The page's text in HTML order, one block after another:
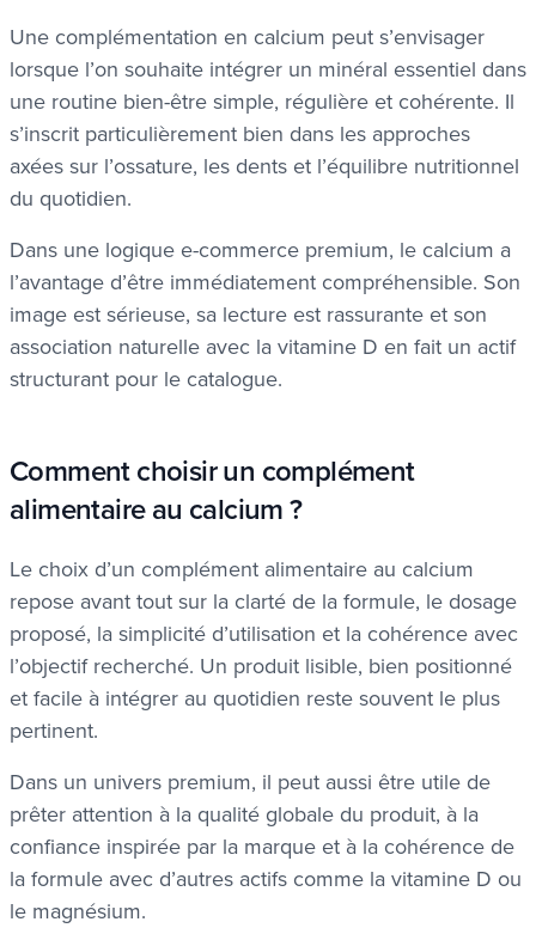
Une complémentation en calcium peut s’envisager
lorsque l’on souhaite intégrer un minéral essentiel dans
une routine bien-être simple, régulière et cohérente. Il
s’inscrit particulièrement bien dans les approches
axées sur l’ossature, les dents et l’équilibre nutritionnel
du quotidien.
Dans une logique e-commerce premium, le calcium a
l’avantage d’être immédiatement compréhensible. Son
image est sérieuse, sa lecture est rassurante et son
association naturelle avec la vitamine D en fait un actif
structurant pour le catalogue.
Comment choisir un complément
alimentaire au calcium ?
Le choix d’un complément alimentaire au calcium
repose avant tout sur la clarté de la formule, le dosage
proposé, la simplicité d’utilisation et la cohérence avec
l’objectif recherché. Un produit lisible, bien positionné
et facile à intégrer au quotidien reste souvent le plus
pertinent.
Dans un univers premium, il peut aussi être utile de
prêter attention à la qualité globale du produit, à la
confiance inspirée par la marque et à la cohérence de
la formule avec d’autres actifs comme la vitamine D ou
le magnésium.